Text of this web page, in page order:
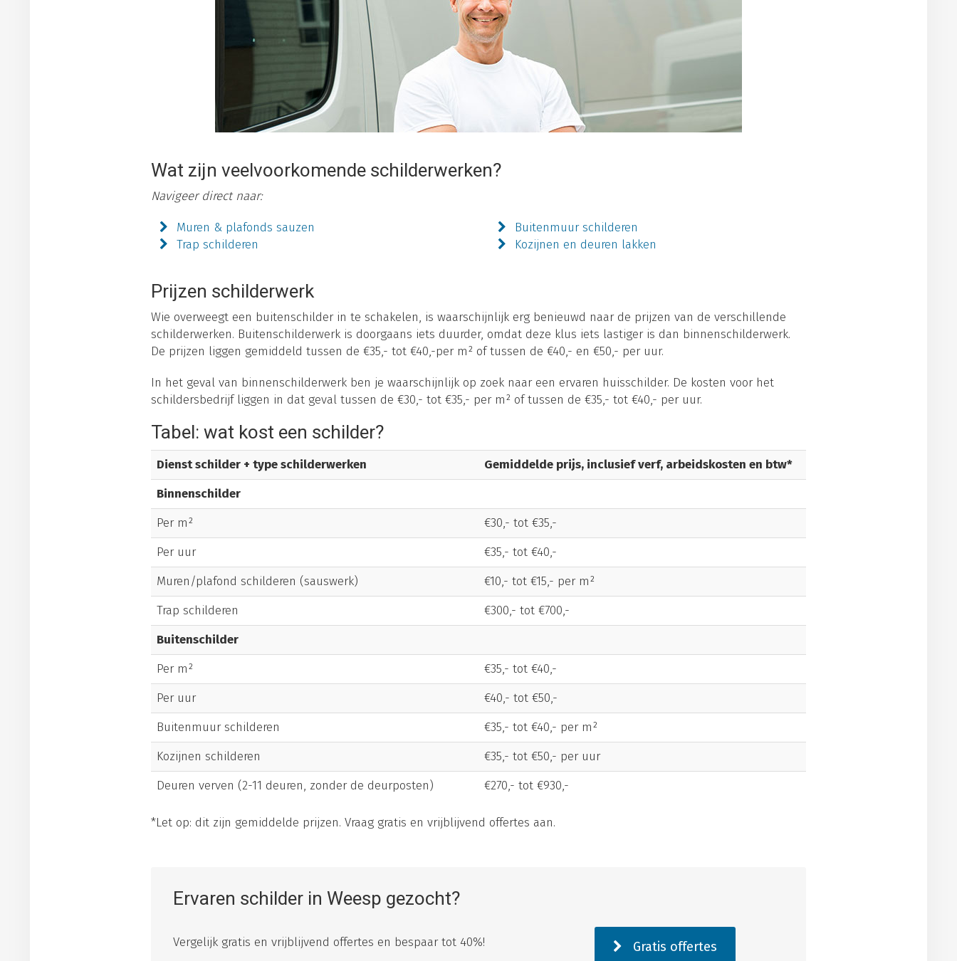
Wat zijn veelvoorkomende schilderwerken?
Navigeer direct naar:
Muren & plafonds sauzen
Trap schilderen
Buitenmuur schilderen
Kozijnen en deuren lakken
Prijzen schilderwerk
Wie overweegt een buitenschilder in te schakelen, is waarschijnlijk erg benieuwd naar de prijzen van de verschillende
schilderwerken. Buitenschilderwerk is doorgaans iets duurder, omdat deze klus iets lastiger is dan binnenschilderwerk.
De prijzen liggen gemiddeld tussen de €35,- tot €40,-per m² of tussen de €40,- en €50,- per uur.
In het geval van binnenschilderwerk ben je waarschijnlijk op zoek naar een ervaren huisschilder. De kosten voor het
schildersbedrijf liggen in dat geval tussen de €30,- tot €35,- per m² of tussen de €35,- tot €40,- per uur.
Tabel: wat kost een schilder?
Dienst schilder + type schilderwerken
Gemiddelde prijs, inclusief verf, arbeidskosten en btw*
Binnenschilder
Per m²
€30,- tot €35,-
Per uur
€35,- tot €40,-
Muren/plafond schilderen (sauswerk)
€10,- tot €15,- per m²
Trap schilderen
€300,- tot €700,-
Buitenschilder
Per m²
€35,- tot €40,-
Per uur
€40,- tot €50,-
Buitenmuur schilderen
€35,- tot €40,- per m²
Kozijnen schilderen
€35,- tot €50,- per uur
Deuren verven (2-11 deuren, zonder de deurposten)
€270,- tot €930,-
*Let op: dit zijn gemiddelde prijzen. Vraag gratis en vrijblijvend offertes aan.
Ervaren schilder in Weesp gezocht?
Vergelijk gratis en vrijblijvend offertes en bespaar tot 40%! Gratis offertes